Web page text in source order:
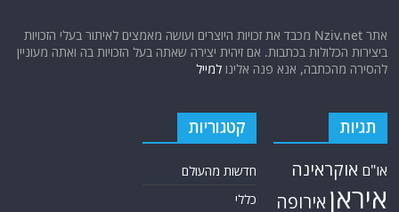
אתר Nziv.net מכבד את זכויות היוצרים ועושה מאמצים לאיתור בעלי הזכויות
ביצירות הכלולות בכתבות. אם זיהית יצירה שאתה בעל הזכויות בה ואתה מעוניין
להסירה מהכתבה, אנא פנה אלינולמייל
תגיות
או"ם אוקראינה
איראן אירופה
קטגוריות
חדשות מהעולם
כללי